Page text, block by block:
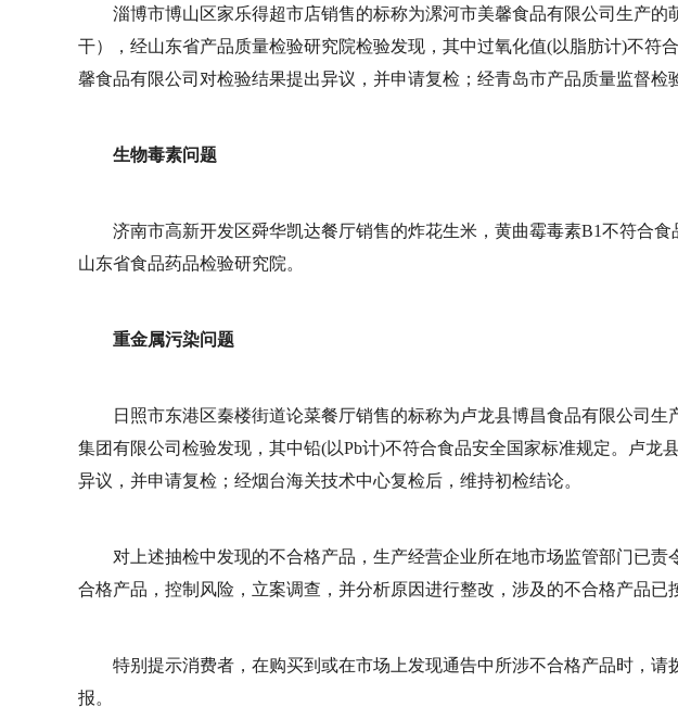
淄博市博山区家乐得超市店销售的标称为漯河市美馨食品有限公司生产的
干），经山东省产品质量检验研究院检验发现，其中过氧化值(以脂肪计)不符
馨食品有限公司对检验结果提出异议，并申请复检；经青岛市产品质量监督检
生物毒素问题
济南市高新开发区舜华凯达餐厅销售的炸花生米，黄曲霉毒素B1不符合
山东省食品药品检验研究院。
重金属污染问题
日照市东港区秦楼街道论菜餐厅销售的标称为卢龙县博昌食品有限公司
集团有限公司检验发现，其中铅(以Pb计)不符合食品安全国家标准规定。卢龙
异议，并申请复检；经烟台海关技术中心复检后，维持初检结论。
对上述抽检中发现的不合格产品，生产经营企业所在地市场监管部门已责
合格产品，控制风险，立案调查，并分析原因进行整改，涉及的不合格产品已
特别提示消费者，在购买到或在市场上发现通告中所涉不合格产品时，请
报。